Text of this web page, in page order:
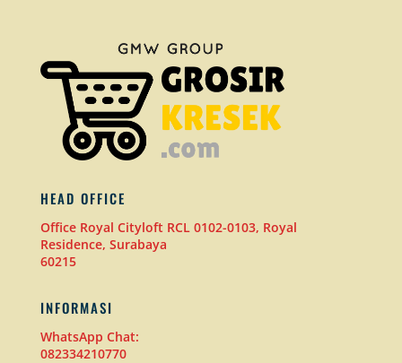
HEAD OFFICE
Office Royal Cityloft RCL 0102-0103, Royal
Residence, Surabaya
60215
INFORMASI
WhatsApp Chat:
082334210770